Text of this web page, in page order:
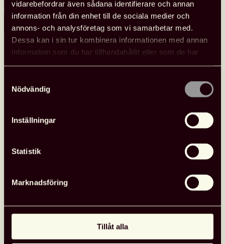
vidarebefordrar även sådana identifierare och annan
information från din enhet till de sociala medier och
annons- och analysföretag som vi samarbetar med.
Dessa kan i sin tur kombinera informationen med annan
information som du har tillhandahållit eller som de har
Nödvändig
Inställningar
Statistik
Marknadsföring
Tillåt alla
Läs mer
Tips
angående
dyslexi/läs-
och